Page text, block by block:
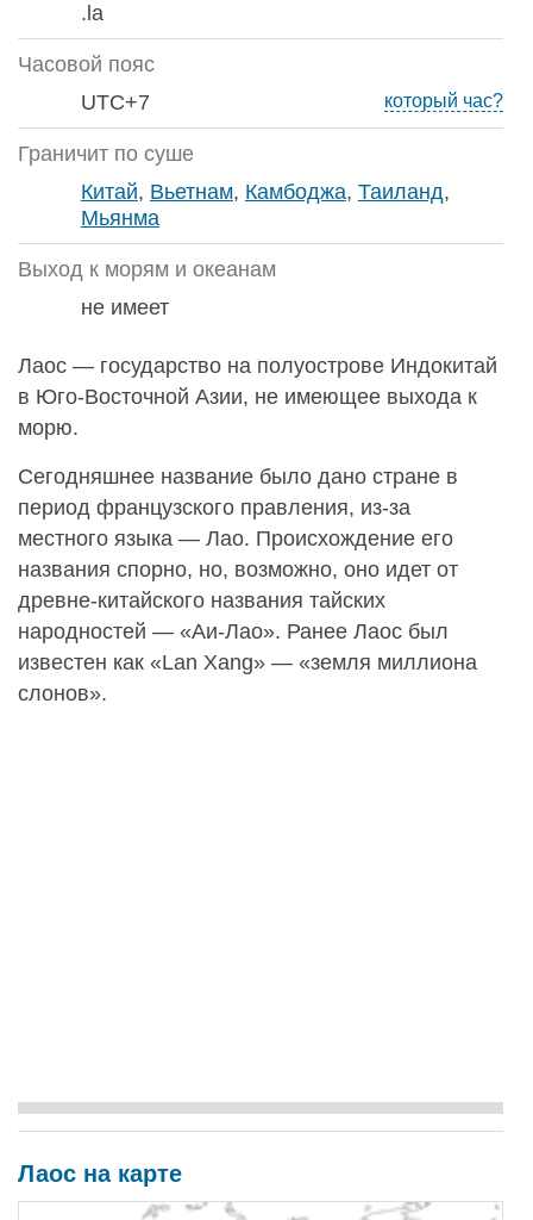
.la
Часовой пояс
который час?
UTC+7
Граничит по суше
Китай, Вьетнам, Камбоджа, Таиланд,
Мьянма
Выход к морям и океанам
не имеет
Лаос — государство на полуострове Индокитай
в Юго-Восточной Азии, не имеющее выхода к
морю.
Сегодняшнее название было дано стране в
период французского правления, из-за
местного языка — Лао. Происхождение его
названия спорно, но, возможно, оно идет от
древне-китайского названия тайских
народностей — «Аи-Лао». Ранее Лаос был
известен как «Lan Xang» — «земля миллиона
слонов».
Лаос на карте